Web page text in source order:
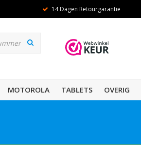
14 Dagen Retourgarantie
MOTOROLA TABLETS OVERIG